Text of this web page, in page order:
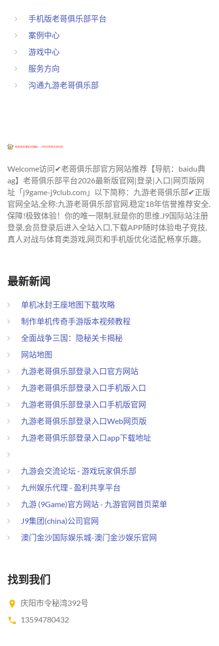
手机版老哥俱乐部平台
案例中心
游戏中心
服务方向
沟通九游老哥俱乐部
Welcome访问✔老哥俱乐部官方网站推荐【导航：baidu典
ag】老哥俱乐部平台2026最新版官网|登录|入口|网页版网
址「j9game-j9club.com」以下简称：九游老哥俱乐部✔正版
官网全站,全称:九游老哥俱乐部官网,稳定18年信誉推荐安全.
保障!极致体验！你的唯一限制,就是你的思维.J9国际站注册
登录,会员登录后进入全站入口,下载APP随时体验电子竞技,
真人对战与体育类游戏,网页和手机版优化适配,畅享乐趣。
最新新闻
单机冰封王座地图下载攻略
制作单机传奇手游版本视频教程
全面战争三国：隐秘关卡揭秘
网站地图
九游老哥俱乐部登录入口官方网站
九游老哥俱乐部登录入口手机版入口
九游老哥俱乐部登录入口手机版官网
九游老哥俱乐部登录入口Web网页版
九游老哥俱乐部登录入口app下载地址
九游会交流论坛 - 游戏玩家俱乐部
九州娱乐代理 - 盈利共享平台
九游 (9Game)官方网站 - 九游官网首页菜单
J9集团(china)公司官网
澳门金沙国际娱乐城-澳门金沙娱乐官网
找到我们
庆阳市令秘湾392号
13594780432